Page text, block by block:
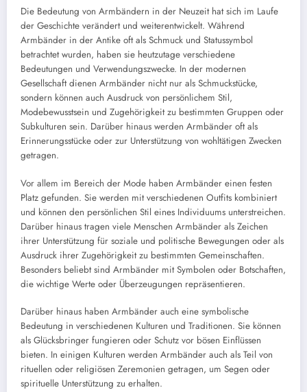
Die Bedeutung von Armbändern in der Neuzeit hat sich im Laufe
der Geschichte verändert und weiterentwickelt. Während
Armbänder in der Antike oft als Schmuck und Statussymbol
betrachtet wurden, haben sie heutzutage verschiedene
Bedeutungen und Verwendungszwecke. In der modernen
Gesellschaft dienen Armbänder nicht nur als Schmuckstücke,
sondern können auch Ausdruck von persönlichem Stil,
Modebewusstsein und Zugehörigkeit zu bestimmten Gruppen oder
Subkulturen sein. Darüber hinaus werden Armbänder oft als
Erinnerungsstücke oder zur Unterstützung von wohltätigen Zwecken
getragen.
Vor allem im Bereich der Mode haben Armbänder einen festen
Platz gefunden. Sie werden mit verschiedenen Outfits kombiniert
und können den persönlichen Stil eines Individuums unterstreichen.
Darüber hinaus tragen viele Menschen Armbänder als Zeichen
ihrer Unterstützung für soziale und politische Bewegungen oder als
Ausdruck ihrer Zugehörigkeit zu bestimmten Gemeinschaften.
Besonders beliebt sind Armbänder mit Symbolen oder Botschaften,
die wichtige Werte oder Überzeugungen repräsentieren.
Darüber hinaus haben Armbänder auch eine symbolische
Bedeutung in verschiedenen Kulturen und Traditionen. Sie können
als Glücksbringer fungieren oder Schutz vor bösen Einflüssen
bieten. In einigen Kulturen werden Armbänder auch als Teil von
rituellen oder religiösen Zeremonien getragen, um Segen oder
spirituelle Unterstützung zu erhalten.